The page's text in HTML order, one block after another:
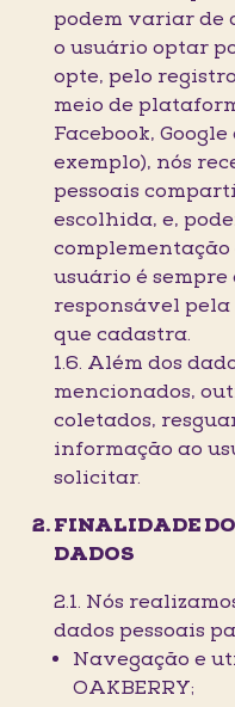
podem variar de
o usuário optar
opte, pelo
meio de
Facebook,
exemplo), nós
pessoais
escolhida, e,
complementação
usuário é
responsável
que cadastra.
1.6. Além dos
mencionados,
coletados,
informação ao
solicitar.
FINALIDADE
DADOS
2.1. Nós
dados pessoais
Navegação e
OAKBERRY;